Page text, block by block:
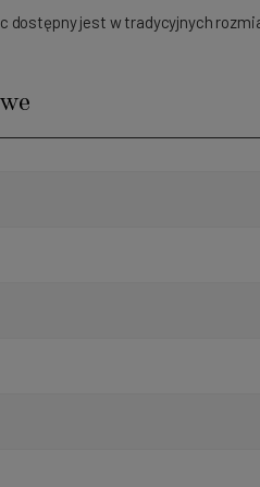
dostępny jest w tradycyjnych